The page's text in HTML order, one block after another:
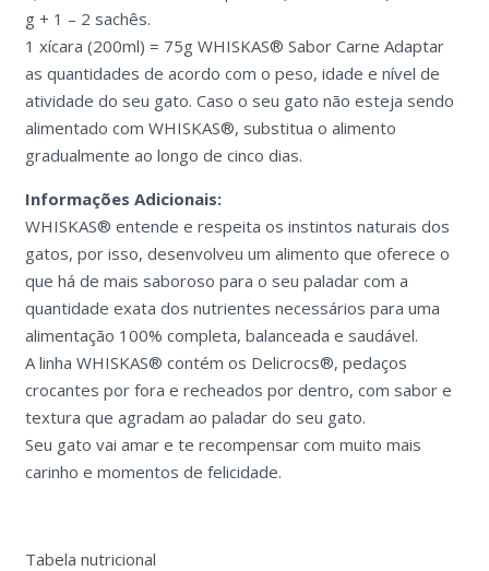
g + 1 – 2 sachês.
1 xícara (200ml) = 75g WHISKAS® Sabor Carne Adaptar
as quantidades de acordo com o peso, idade e nível de
atividade do seu gato. Caso o seu gato não esteja sendo
alimentado com WHISKAS®, substitua o alimento
gradualmente ao longo de cinco dias.
Informações Adicionais:
WHISKAS® entende e respeita os instintos naturais dos
gatos, por isso, desenvolveu um alimento que oferece o
que há de mais saboroso para o seu paladar com a
quantidade exata dos nutrientes necessários para uma
alimentação 100% completa, balanceada e saudável.
A linha WHISKAS® contém os Delicrocs®, pedaços
crocantes por fora e recheados por dentro, com sabor e
textura que agradam ao paladar do seu gato.
Seu gato vai amar e te recompensar com muito mais
carinho e momentos de felicidade.
Tabela nutricional